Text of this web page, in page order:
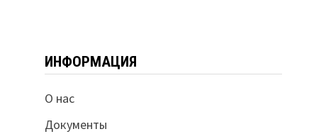
ИНФОРМАЦИЯ
О нас
Документы